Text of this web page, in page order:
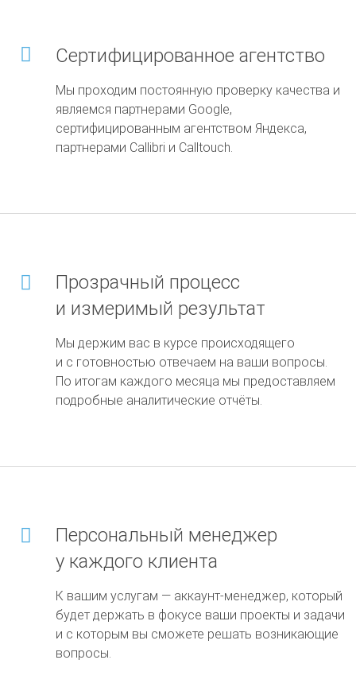
Сертифицированное агентство
Мы проходим постоянную проверку качества и
являемся партнерами Google,
сертифицированным агентством Яндекса,
партнерами Callibri и Calltouch.
Прозрачный процесс
и измеримый результат
Мы держим вас в курсе происходящего
и с готовностью отвечаем на ваши вопросы.
По итогам каждого месяца мы предоставляем
подробные аналитические отчёты.
Персональный менеджер
у каждого клиента
К вашим услугам — аккаунт-менеджер, который
будет держать в фокусе ваши проекты и задачи
и с которым вы сможете решать возникающие
вопросы.